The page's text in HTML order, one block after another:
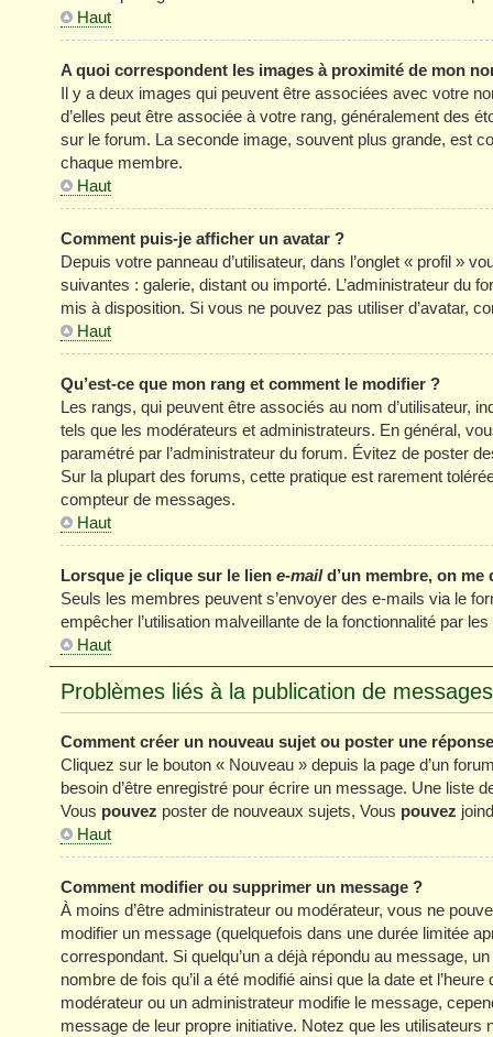
Haut
A quoi correspondent les images à proximité de mon
Il y a deux images qui peuvent être associées avec votre
d’elles peut être associée à votre rang, généralement des
sur le forum. La seconde image, souvent plus grande, est
chaque membre.
Haut
Comment puis-je afficher un avatar ?
Depuis votre panneau d’utilisateur, dans l’onglet « profil »
suivantes : galerie, distant ou importé. L’administrateur du
mis à disposition. Si vous ne pouvez pas utiliser d’avatar,
Haut
Qu’est-ce que mon rang et comment le modifier ?
Les rangs, qui peuvent être associés au nom d’utilisateur,
tels que les modérateurs et administrateurs. En général,
paramétré par l’administrateur du forum. Évitez de poster
Sur la plupart des forums, cette pratique est rarement
compteur de messages.
Haut
Lorsque je clique sur le lien e-maild’un membre, on me
Seuls les membres peuvent s’envoyer des e-mails via le
empêcher l’utilisation malveillante de la fonctionnalité par
Haut
Problèmes liés à la publication de messages
Comment créer un nouveau sujet ou poster une
Cliquez sur le bouton « Nouveau » depuis la page d’un
besoin d’être enregistré pour écrire un message. Une liste
Vous pouvez poster de nouveaux sujets, Vous pouvez
Haut
Comment modifier ou supprimer un message ?
À moins d’être administrateur ou modérateur, vous ne
modifier un message (quelquefois dans une durée limitée
correspondant. Si quelqu’un a déjà répondu au message,
nombre de fois qu’il a été modifié ainsi que la date et
modérateur ou un administrateur modifie le message,
message de leur propre initiative. Notez que les